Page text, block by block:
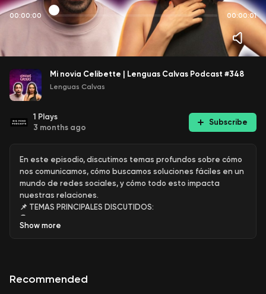
00:00:00 00:00:01
Mi novia Celibette | Lenguas Calvas Podcast #348
Lenguas Calvas
1 Plays
3 months ago
Subscribe
En este episodio, discutimos temas profundos sobre cómo
nos comunicamos, cómo buscamos soluciones fáciles en un
mundo de redes sociales, y cómo todo esto impacta
nuestras relaciones.
📌 TEMAS PRINCIPALES DISCUTIDOS:
el episodio reflexionando sobre cómo las generalizaciones
comunicamos.
Show more
Recommended